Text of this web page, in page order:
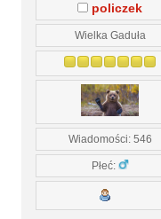
policzek
Wielka Gaduła
Wiadomości: 546
Płeć: